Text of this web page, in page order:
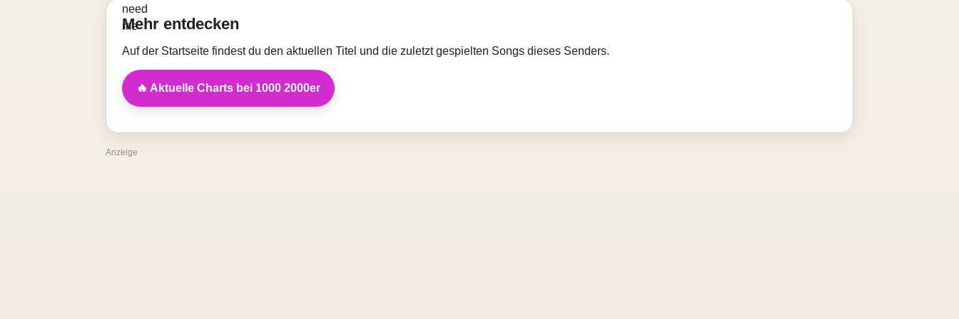
Mehr entdecken
Auf der Startseite findest du den aktuellen Titel und die zuletzt gespielten Songs dieses Senders.
🔥 Aktuelle Charts bei 1000 2000er
Anzeige